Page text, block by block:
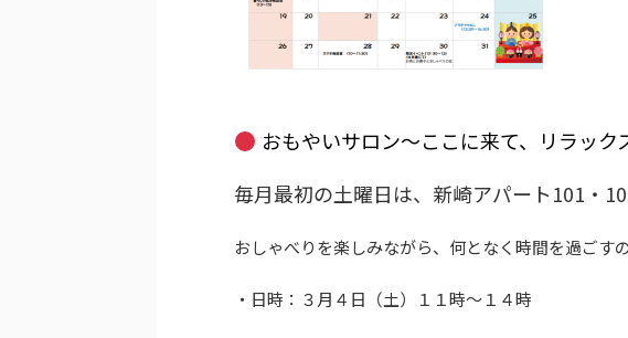
おもやいサロン～ここに来て、リラック
毎月最初の土曜日は、新崎アパート101・
おしゃべりを楽しみながら、何となく時間を過ごす
・日時：３月４日（土）１１時～１４時